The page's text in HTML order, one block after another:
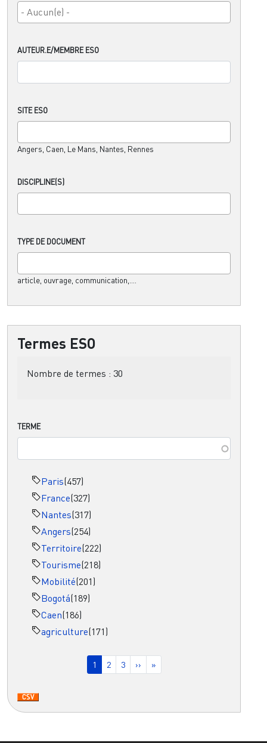
AUTEUR.E/MEMBRE ESO
SITE ESO
Angers, Caen, Le Mans, Nantes, Rennes
DISCIPLINE(S)
TYPE DE DOCUMENT
article, ouvrage, communication,....
Termes ESO
Nombre de termes : 30
TERME
Paris(457)
France(327)
Nantes(317)
Angers(254)
Territoire(222)
Tourisme(218)
Mobilité(201)
Bogotá(189)
Caen(186)
agriculture(171)
Page courante
1 Page
2 Page
3 Page suivante
›› Dernière page
»